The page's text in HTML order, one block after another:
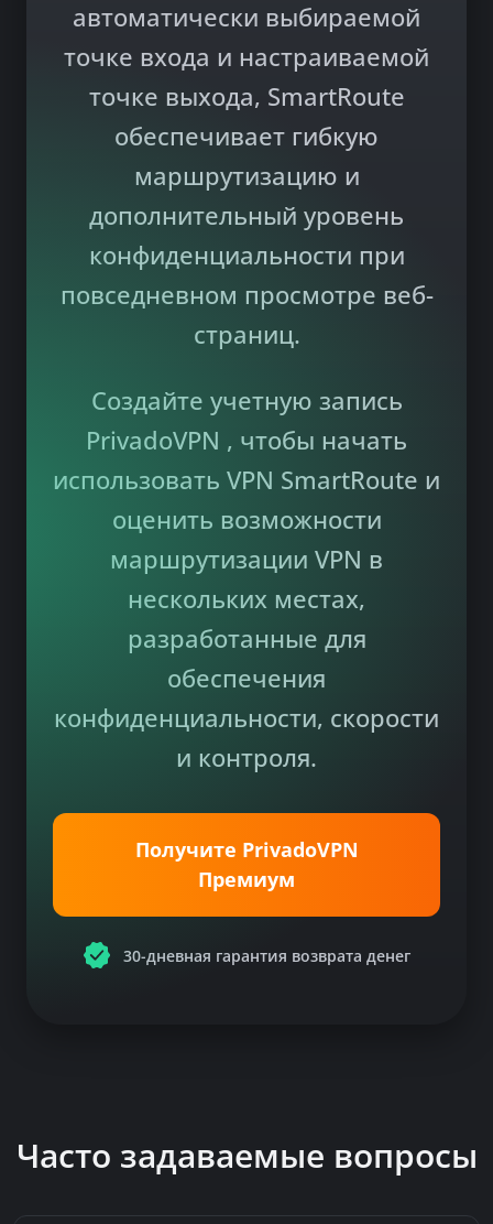
автоматически выбираемой
точке входа и настраиваемой
точке выхода, SmartRoute
обеспечивает гибкую
маршрутизацию и
дополнительный уровень
конфиденциальности при
повседневном просмотре веб-
страниц.
Создайте учетную запись
PrivadoVPN , чтобы начать
использовать VPN SmartRoute и
оценить возможности
маршрутизации VPN в
нескольких местах,
разработанные для
обеспечения
конфиденциальности, скорости
и контроля.
Получите PrivadoVPN
Премиум
30-дневная гарантия возврата денег
Часто задаваемые вопросы